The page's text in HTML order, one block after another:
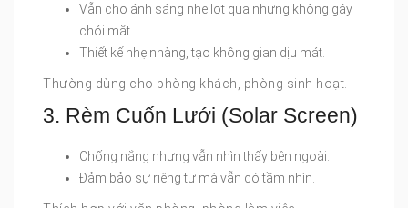
Vẫn cho ánh sáng nhẹ lọt qua nhưng không gây
chói mắt.
Thiết kế nhẹ nhàng, tạo không gian dịu mát.
Thường dùng cho phòng khách, phòng sinh hoạt.
3. Rèm Cuốn Lưới (Solar Screen)
Chống nắng nhưng vẫn nhìn thấy bên ngoài.
Đảm bảo sự riêng tư mà vẫn có tầm nhìn.